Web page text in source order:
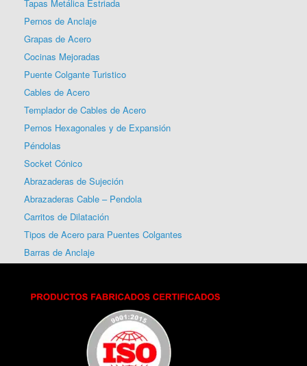
Tapas Metálica Estriada
Pernos de Anclaje
Grapas de Acero
Cocinas Mejoradas
Puente Colgante Turistico
Cables de Acero
Templador de Cables de Acero
Pernos Hexagonales y de Expansión
Péndolas
Socket Cónico
Abrazaderas de Sujeción
Abrazaderas Cable – Pendola
Carritos de Dilatación
Tipos de Acero para Puentes Colgantes
Barras de Anclaje